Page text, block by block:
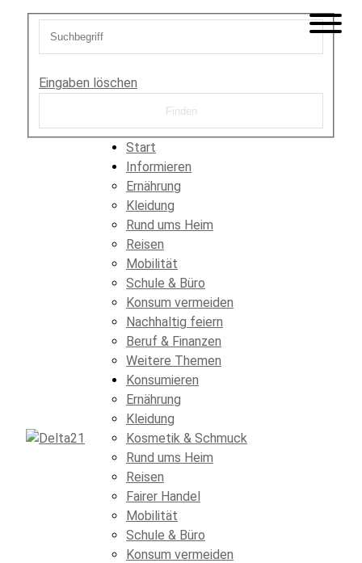
Eingaben löschen
Start
Informieren
Ernährung
Kleidung
Rund ums Heim
Reisen
Mobilität
Schule & Büro
Konsum vermeiden
Nachhaltig feiern
Beruf & Finanzen
Weitere Themen
Konsumieren
Ernährung
Kleidung
Kosmetik & Schmuck
Rund ums Heim
Reisen
Fairer Handel
Mobilität
Schule & Büro
Konsum vermeiden